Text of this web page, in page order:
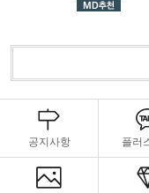
공지사항 플러